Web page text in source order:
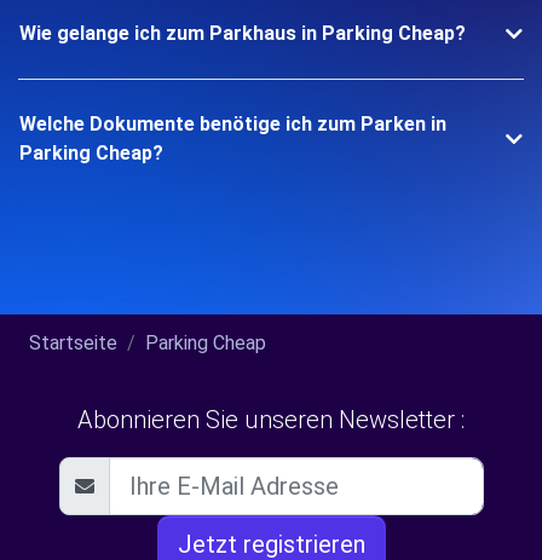
Wie gelange ich zum Parkhaus in Parking Cheap?
Welche Dokumente benötige ich zum Parken in
Parking Cheap?
Startseite Parking Cheap
Abonnieren Sie unseren Newsletter :
Jetzt registrieren